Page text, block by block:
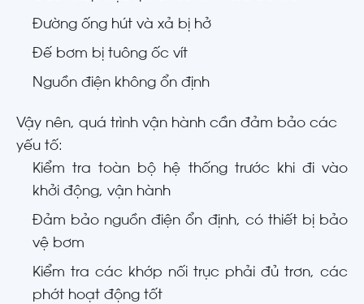
Đường ống hút và xả bị hở
Đế bơm bị tuông ốc vít
Nguồn điện không ổn định
Vậy nên, quá trình vận hành cần đảm bảo các
yếu tố:
Kiểm tra toàn bộ hệ thống trước khi đi vào
khởi động, vận hành
Đảm bảo nguồn điện ổn định, có thiết bị bảo
vệ bơm
Kiểm tra các khớp nối trục phải đủ trơn, các
phớt hoạt động tốt